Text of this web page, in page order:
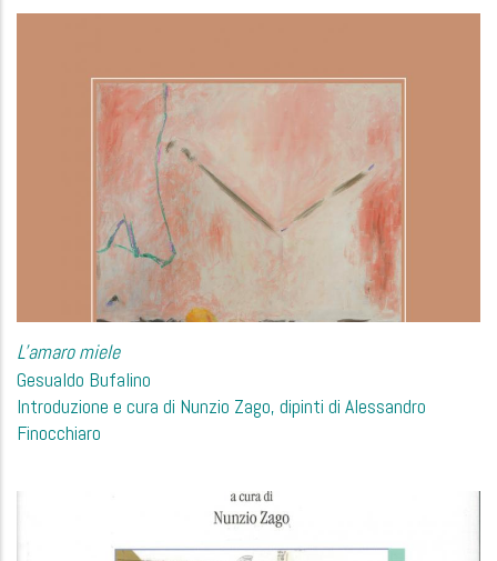
L'amaro miele
Gesualdo Bufalino
Introduzione e cura di Nunzio Zago, dipinti di Alessandro
Finocchiaro